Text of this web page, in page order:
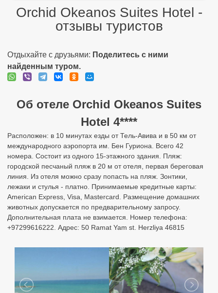
Об отеле Orchid Okeanos Suites
Hotel 4****
международного аэропорта им. Бен Гуриона. Всего 42
номера. Состоит из одного 15-этажного здания. Пляж:
городской песчаный пляж в 20 м от отеля, первая береговая
линия. Из отеля можно сразу попасть на пляж. Зонтики,
American Express, Visa, Mastercard. Размещение домашних
Дополнительная плата не взимается. Номер телефона:
+97299616222. Адрес: 50 Ramat Yam st. Herzliya 46815
Подбор туров в Orchid Okeanos
Suites Hotel